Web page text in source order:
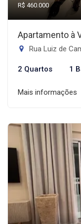
R$ 460.000
Apartamento à
Rua Luiz de
2 Quartos 1
Mais informações